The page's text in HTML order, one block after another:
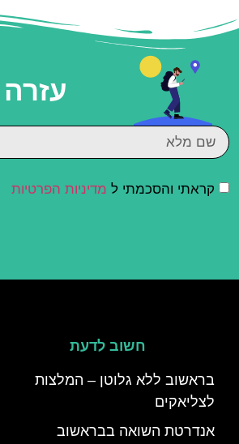
קראתי והסכמתי ל מדיניות הפרטיות
חשוב לדעת
בראשוב ללא גלוטן – המלצות
לצליאקים
אנדרטת השואה בבראשוב